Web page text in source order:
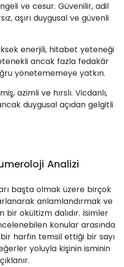
ve cesur. Güvenilir, adil
aşırı duygusal ve güvenli
enerjili, hitabet yeteneği
ancak fazla fedakâr
yönetememeye yatkın.
azimli ve hırslı. Vicdanlı,
duygusal açıdan gelgitli
Analizi
başta olmak üzere birçok
anlamlandırmak ve
bir okültizm dalıdır. İsimler
konular arasında
harfin temsil ettiği bir sayı
yoluyla kişinin isminin